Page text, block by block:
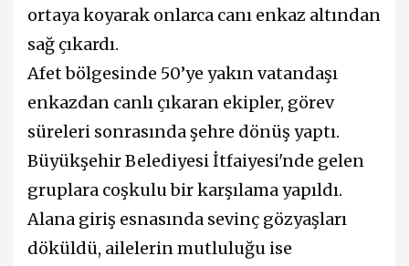
ortaya koyarak onlarca canı enkaz altından
sağ çıkardı.
Afet bölgesinde 50’ye yakın vatandaşı
enkazdan canlı çıkaran ekipler, görev
süreleri sonrasında şehre dönüş yaptı.
Büyükşehir Belediyesi İtfaiyesi'nde gelen
gruplara coşkulu bir karşılama yapıldı.
Alana giriş esnasında sevinç gözyaşları
döküldü, ailelerin mutluluğu ise